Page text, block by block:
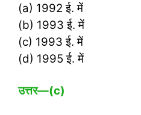
(a) 1992 ई. में
(b) 1993 ई. में
(c) 1993 ई. में
(d) 1995 ई. में
उत्तर—(c)